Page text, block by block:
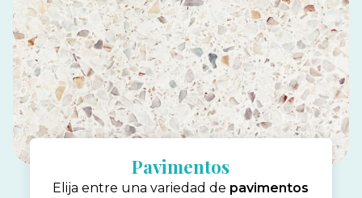
Pavimentos
Elija entre una variedad de pavimentos